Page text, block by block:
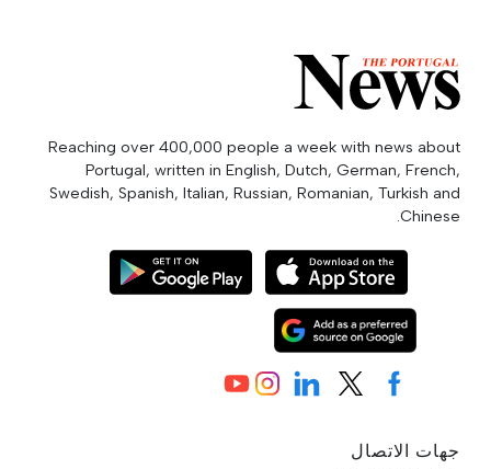
Reaching over 400,000 people a week with news about
Portugal, written in English, Dutch, German, French,
Swedish, Spanish, Italian, Russian, Romanian, Turkish and
Chinese.
جهات الاتصال